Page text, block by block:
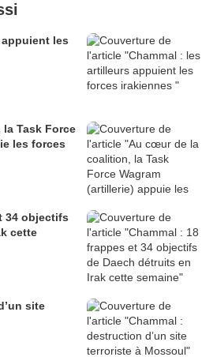
les
Task Force
les forces
34 objectifs
cette
site